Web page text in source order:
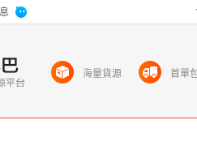
海量貨源 首單